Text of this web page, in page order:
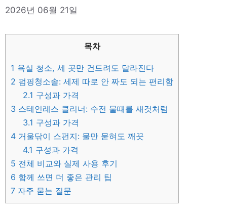
2026년 06월 21일
목차
1 욕실 청소, 세 곳만 건드려도 달라진다
2 펌핑청소솔: 세제 따로 안 짜도 되는 편리함
2.1 구성과 가격
3 스테인레스 클리너: 수전 물때를 새것처럼
3.1 구성과 가격
4 거울닦이 스펀지: 물만 묻혀도 깨끗
4.1 구성과 가격
5 전체 비교와 실제 사용 후기
6 함께 쓰면 더 좋은 관리 팁
7 자주 묻는 질문